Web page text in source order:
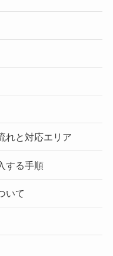
れと対応エリア
する手順
いて